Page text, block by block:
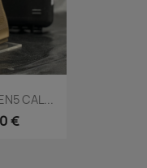
CAL...
€